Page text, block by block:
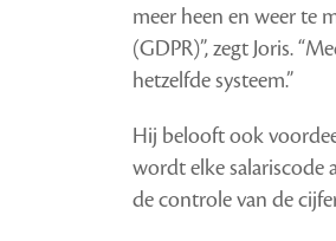
meer heen en weer te
(GDPR)”, zegt Joris.
hetzelfde systeem.”
Hij belooft ook
wordt elke
de controle van de